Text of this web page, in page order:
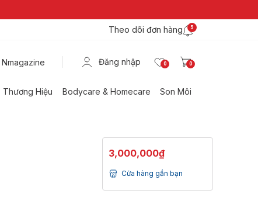
Theo dõi đơn hàng 5
Nmagazine Đăng nhập 0 0
Thương Hiệu Bodycare & Homecare Son Môi
3,000,000₫
Cửa hàng gần bạn